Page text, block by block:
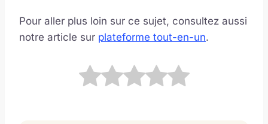
Pour aller plus loin sur ce sujet, consultez aussi
notre article sur plateforme tout-en-un.